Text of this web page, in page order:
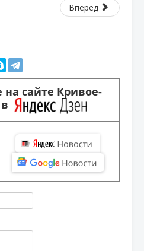
Вперед
сайте Кривое-